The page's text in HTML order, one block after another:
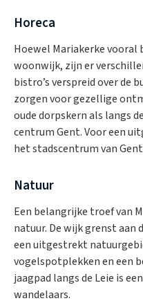
Horeca
Hoewel Mariakerke
woonwijk, zijn er
bistro’s verspreid over de
zorgen voor gezellige
oude dorpskern als langs
centrum Gent. Voor een
het stadscentrum van
Natuur
Een belangrijke troef van
natuur. De wijk grenst aan
een uitgestrekt
vogelspotplekken en een
jaagpad langs de Leie is
wandelaars.